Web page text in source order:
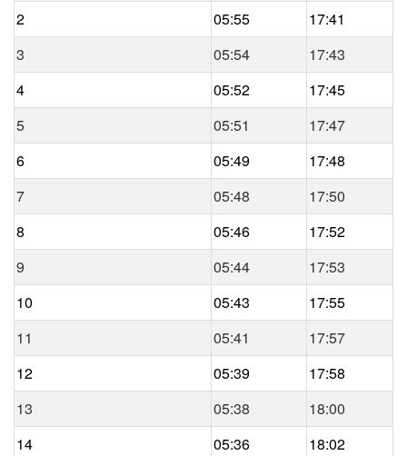
2
05:55
17:41
3
05:54
17:43
4
05:52
17:45
5
05:51
17:47
6
05:49
17:48
7
05:48
17:50
8
05:46
17:52
9
05:44
17:53
10
05:43
17:55
11
05:41
17:57
12
05:39
17:58
13
05:38
18:00
14
05:36
18:02